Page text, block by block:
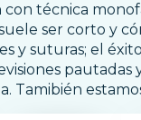
con técnica
ser corto y
y suturas; el
pautadas
Tamibién